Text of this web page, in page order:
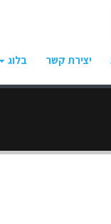
יצירת קשר בלוג